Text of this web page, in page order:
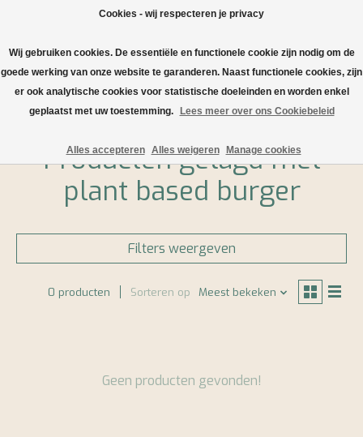
Verlanglijst
Home / Tags / plant based burger
Producten getagd met
plant based burger
Filters weergeven
0 producten Sorteren op Meest bekeken
Geen producten gevonden!
Cookies - wij respecteren je privacy
Wij gebruiken cookies. De essentiële en functionele cookie zijn nodig om de
goede werking van onze website te garanderen. Naast functionele cookies, zijn
er ook analytische cookies voor statistische doeleinden en worden enkel
geplaatst met uw toestemming.
Lees meer over ons Cookiebeleid
Alles accepteren Alles weigeren Manage cookies